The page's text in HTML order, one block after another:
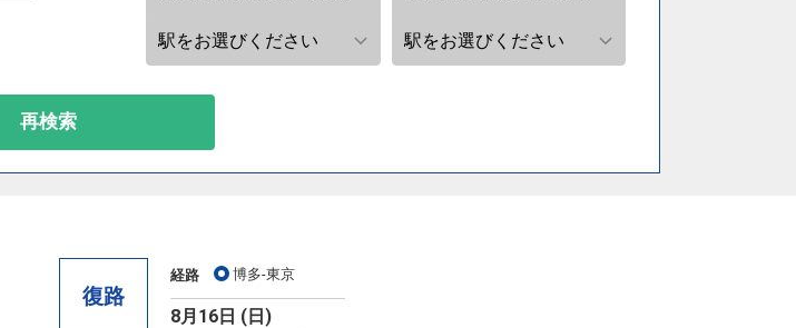
再検索
復路
経路 博多-東京
8月16日 (日)